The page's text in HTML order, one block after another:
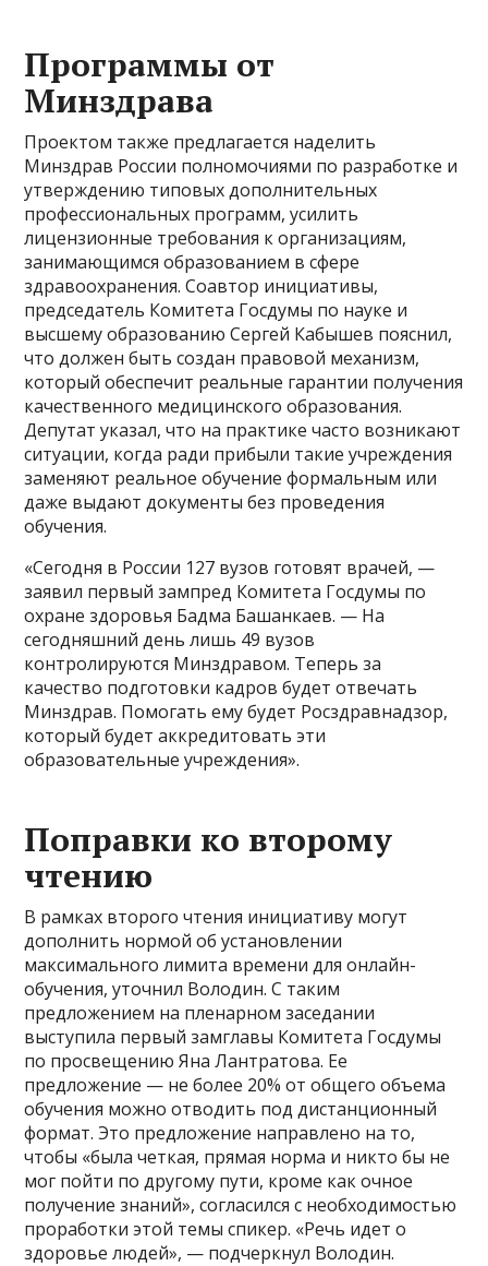
Программы от
Минздрава
Проектом также предлагается наделить
Минздрав России полномочиями по разработке и
утверждению типовых дополнительных
профессиональных программ, усилить
лицензионные требования к организациям,
занимающимся образованием в сфере
здравоохранения. Соавтор инициативы,
председатель Комитета Госдумы по науке и
высшему образованию Сергей Кабышев пояснил,
что должен быть создан правовой механизм,
который обеспечит реальные гарантии получения
качественного медицинского образования.
Депутат указал, что на практике часто возникают
ситуации, когда ради прибыли такие учреждения
заменяют реальное обучение формальным или
даже выдают документы без проведения
обучения.
«Сегодня в России 127 вузов готовят врачей, —
заявил первый зампред Комитета Госдумы по
охране здоровья Бадма Башанкаев. — На
сегодняшний день лишь 49 вузов
контролируются Минздравом. Теперь за
качество подготовки кадров будет отвечать
Минздрав. Помогать ему будет Росздравнадзор,
который будет аккредитовать эти
образовательные учреждения».
Поправки ко второму
чтению
В рамках второго чтения инициативу могут
дополнить нормой об установлении
максимального лимита времени для онлайн-
обучения, уточнил Володин. С таким
предложением на пленарном заседании
выступила первый замглавы Комитета Госдумы
по просвещению Яна Лантратова. Ее
предложение — не более 20% от общего объема
обучения можно отводить под дистанционный
формат. Это предложение направлено на то,
чтобы «была четкая, прямая норма и никто бы не
мог пойти по другому пути, кроме как очное
получение знаний», согласился с необходимостью
проработки этой темы спикер. «Речь идет о
здоровье людей», — подчеркнул Володин.